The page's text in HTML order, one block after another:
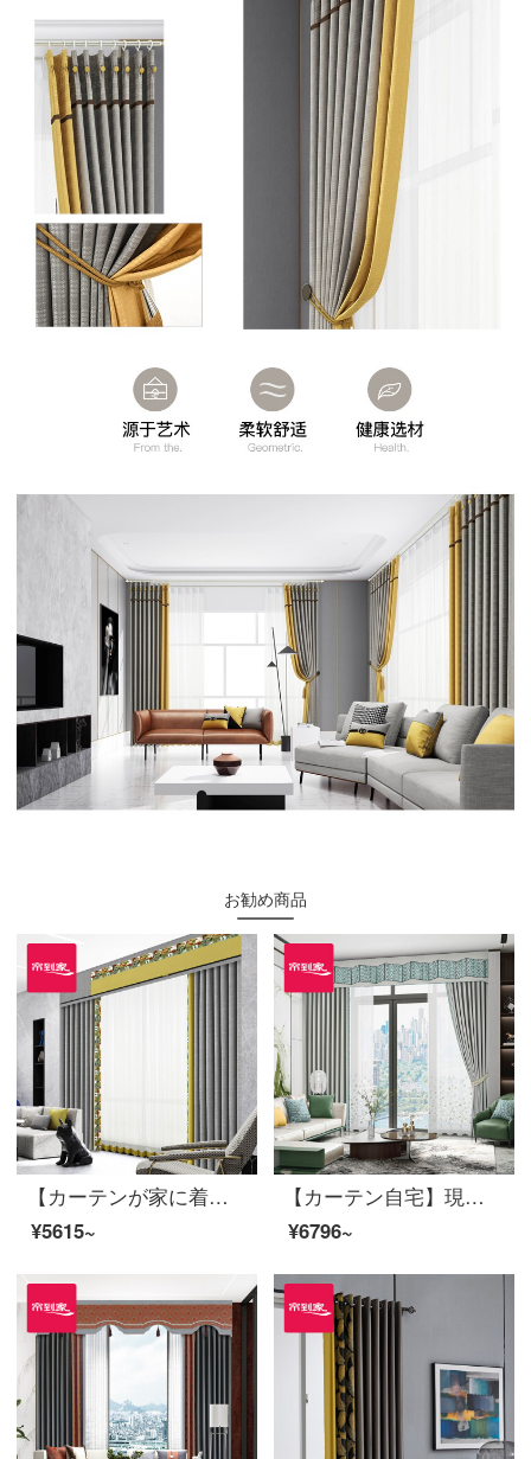
お勧め商品
【カーテンが家に着く】簡単なカーテン製品のポリエステルをつなぎ合わせてリビングルームを遮光してカスタマイズします。面白い灰定型窓JBLW-001 Sフック/カーテンヘッドを含まない(高さ2.6 m以内で変更可能)XSのカーテンセット/ダブルオープン(適用窓幅2 m以下)
¥5615~
【カーテン自宅】現代の花カーテン製品の高精密なカーテンシンプル主義高遮光カスタマイズリビングルームの書斎は床の窓LDC 20 SSB-0701 Sフック/カーテンなし(高さ2.6メートル以内は変えられます)Sのカーテンセット/ダブルオープン(適用窓幅2-2.6メートル)
¥6796~